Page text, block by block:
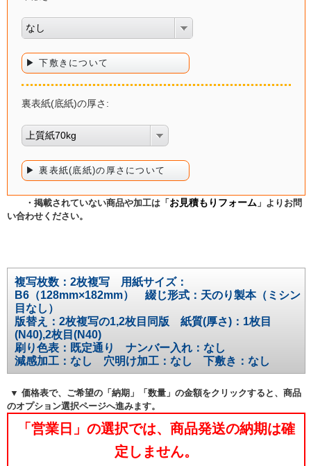
なし
▶ 下敷きについて
裏表紙(底紙)の厚さ:
上質紙70kg
▶ 裏表紙(底紙)の厚さについて
・掲載されていない商品や加工は「お見積もりフォーム 」よりお問
い合わせください。
複写枚数：2枚複写 用紙サイズ：
B6（128mm×182mm） 綴じ形式：天のり製本（ミシン
目なし）
版替え：2枚複写の1,2枚目同版 紙質(厚さ)：1枚目
(N40),2枚目(N40)
刷り色表：既定通り ナンバー入れ：なし
減感加工：なし 穴明け加工：なし 下敷き：なし
▼ 価格表で、ご希望の「納期」「数量」の金額をクリックすると、商品
のオプション選択ページへ進みます。
「営業日」の選択では、商品発送の納期は確
定しません。